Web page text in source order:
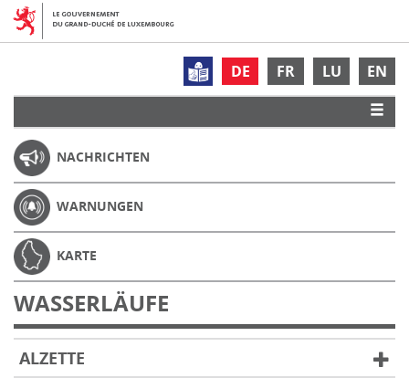
DE FR LU EN
NACHRICHTEN
WARNUNGEN
KARTE
WASSERLÄUFE
ALZETTE